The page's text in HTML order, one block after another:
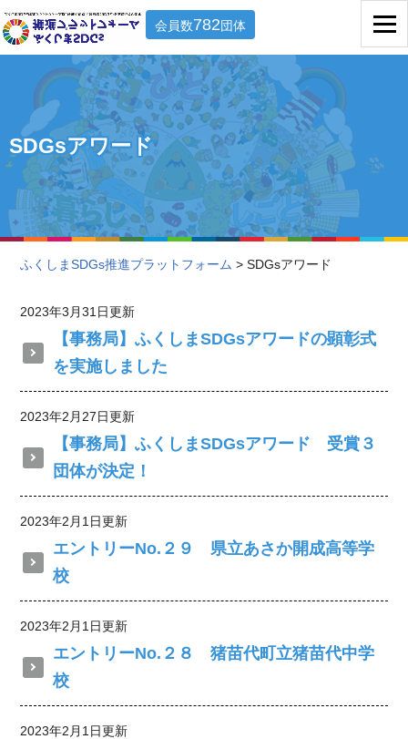
会員数782団体
SDGsアワード
ふくしまSDGs推進プラットフォーム > SDGsアワード
2023年3月31日更新
【事務局】ふくしまSDGsアワードの顕彰式
を実施しました
2023年2月27日更新
【事務局】ふくしまSDGsアワード 受賞３
団体が決定！
2023年2月1日更新
エントリーNo.２９ 県立あさか開成高等学
校
2023年2月1日更新
エントリーNo.２８ 猪苗代町立猪苗代中学
校
2023年2月1日更新